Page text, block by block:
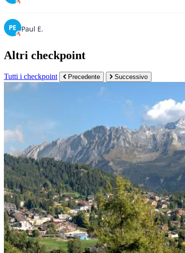
Altri checkpoint
Tutti i checkpoint Precedente Successivo